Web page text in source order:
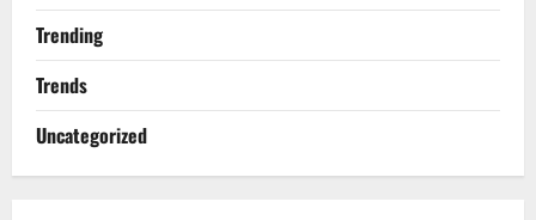
Trending
Trends
Uncategorized